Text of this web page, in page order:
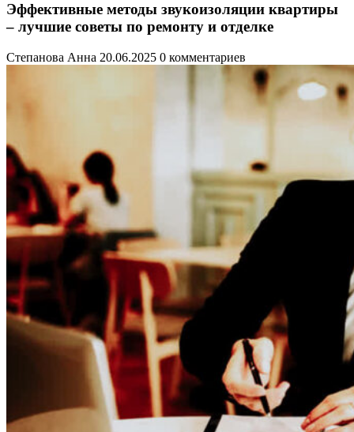
Эффективные методы звукоизоляции квартиры
– лучшие советы по ремонту и отделке
Степанова Анна 20.06.2025 0 комментариев